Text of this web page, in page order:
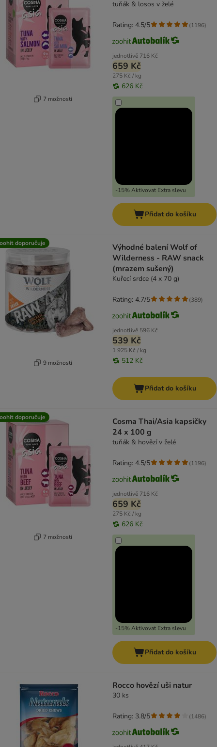
7 možností
tuňák & losos v želé
jednotlivě 716 Kč
659 Kč
275 Kč / kg
626 Kč
-15% Aktivovat Extra slevu
Rating: 4.5/5 (1196)
Přidat do košíku
doporučuje
9 možností
Výhodné balení Wolf of
Wilderness - RAW snack
(mrazem sušený)
Kuřecí srdce (4 x 70 g)
jednotlivě 596 Kč
539 Kč
1 925 Kč / kg
512 Kč
Rating: 4.7/5 (389)
Přidat do košíku
doporučuje
7 možností
Cosma Thai/Asia kapsičky
24 x 100 g
tuňák & hovězí v želé
jednotlivě 716 Kč
659 Kč
275 Kč / kg
626 Kč
-15% Aktivovat Extra slevu
Rating: 4.5/5 (1196)
Přidat do košíku
Rocco hovězí uši natur
30 ks
Rating: 3.8/5 (1486)